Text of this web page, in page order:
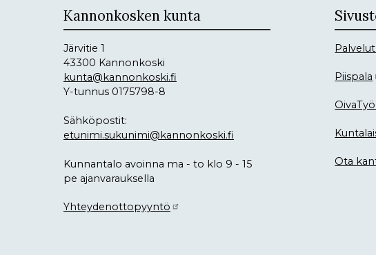
Kannonkosken kunta
Järvitie 1
43300 Kannonkoski
kunta@kannonkoski.fi
Y-tunnus 0175798-8
Sähköpostit:
etunimi.sukunimi@kannonkoski.fi
Kunnantalo avoinna ma - to klo 9 - 15
pe ajanvarauksella
Yhteydenottopyyntö
Piispala
Ota